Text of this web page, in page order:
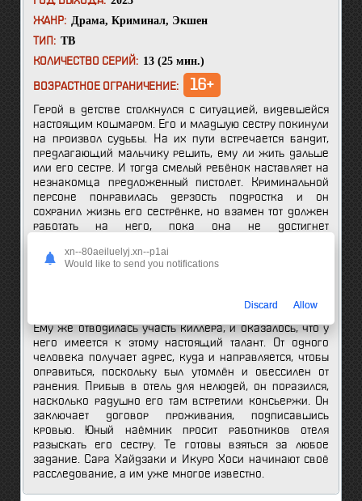
ЖАНР: Драма, Криминал, Экшен
ТИП: ТВ
КОЛИЧЕСТВО СЕРИЙ: 13 (25 мин.)
ВОЗРАСТНОЕ ОГРАНИЧЕНИЕ: 16+
Герой в детстве столкнулся с ситуацией, видевшейся
настоящим кошмаром. Его и младшую сестру покинули
на произвол судьбы. На их пути встречается бандит,
предлагающий мальчику решить, ему ли жить дальше
или его сестре. И тогда смелый ребёнок наставляет на
незнакомца предложенный пистолет. Криминальной
персоне понравилась дерзость подростка и он
сохранил жизнь его сестрёнке, но взамен тот должен
работать на него, пока она не достигнет
обеспечена всем необходимым. Раз в год на день её
рождения он будет получать от неё голосовые
Ему же отводилась участь киллера, и оказалось, что у
него имеется к этому настоящий талант. От одного
человека получает адрес, куда и направляется, чтобы
оправиться, поскольку был утомлён и обессилен от
ранения. Прибыв в отель для нелюдей, он поразился,
насколько радушно его там встретили консьержи. Он
заключает договор проживания, подписавшись
кровью. Юный наёмник просит работников отеля
разыскать его сестру. Те готовы взяться за любое
задание. Сара Хайдзаки и Икуро Хоси начинают своё
расследование, а им уже многое известно.
xn--80aeiluelyj.xn--p1ai
Would like to send you notifications
Discard Allow